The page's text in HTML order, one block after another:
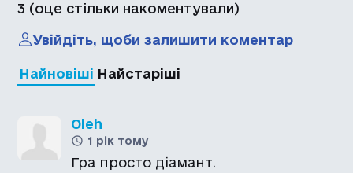
3 (оце стільки накоментували)
Увійдіть, щоби залишити коментар
Найновіші Найстаріші
Oleh
1 рік тому
Гра просто діамант.